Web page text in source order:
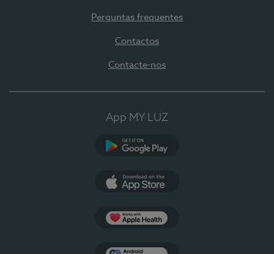
Perguntas frequentes
Contactos
Contacte-nos
App MY LUZ